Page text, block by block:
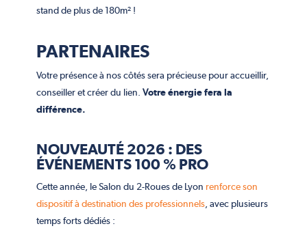
stand de plus de 180m² !
PARTENAIRES
Votre présence à nos côtés sera précieuse pour accueillir,
conseiller et créer du lien. Votre énergie fera la
différence.
NOUVEAUTÉ 2026 : DES
ÉVÉNEMENTS 100 % PRO
Cette année, le Salon du 2-Roues de Lyon renforce son
dispositif à destination des professionnels, avec plusieurs
temps forts dédiés :